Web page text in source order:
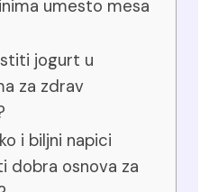
umesto mesa
jogurt u
za zdrav
i biljni napici
dobra osnova za